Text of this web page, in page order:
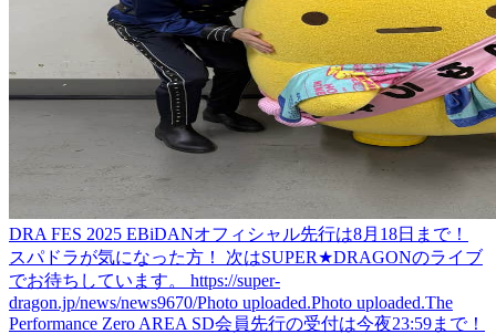
DRA FES 2025 EBiDANオフィシャル先行は8月18日まで！
スパドラが気になった方！ 次はSUPER★DRAGONのライブ
でお待ちしています。 https://super-
dragon.jp/news/news9670/Photo uploaded.Photo uploaded.The
Performance Zero AREA SD会員先行の受付は今夜23:59まで！